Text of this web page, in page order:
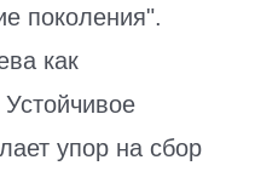
поколения".
как
упор на сбор